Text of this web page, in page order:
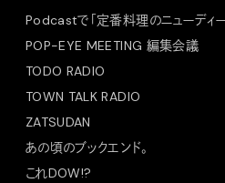
Podcastで「定番料理のニューディー
POP-EYE MEETING 編集会議
TODO RADIO
TOWN TALK RADIO
ZATSUDAN
あの頃のブックエンド。
これDOW!?